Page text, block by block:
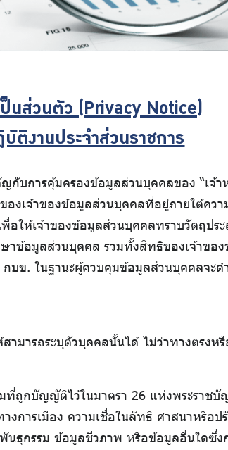
นส่วนตัว (Privacy Notice)
ติงานประจำส่วนราชการ
บการคุ้มครองข้อมูลส่วนบุคคลของ “เจ้า
งเจ้าของข้อมูลส่วนบุคคลที่อยู่ภายใต้คว
ห้เจ้าของข้อมูลส่วนบุคคลทราบวัตถุประ
ข้อมูลส่วนบุคคล รวมทั้งสิทธิของเจ้าขอ
. ในฐานะผู้ควบคุมข้อมูลส่วนบุคคลจะด
มารถระบุตัวบุคคลนั้นได้ ไม่ว่าทางตรง
ถูกบัญญัติไว้ในมาตรา 26 แห่งพระราช
การเมือง ความเชื่อในลัทธิ ศาสนาหรือ
ธุกรรม ข้อมูลชีวภาพ หรือข้อมูลอื่นใดซึ่ง